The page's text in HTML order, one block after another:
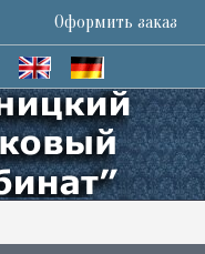
Оформить заказ